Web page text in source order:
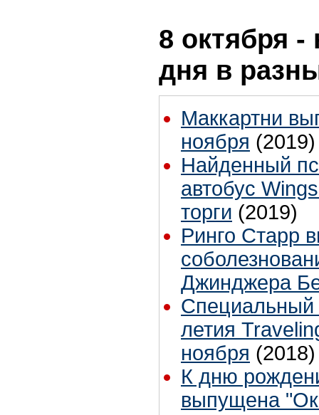
8 октября -
дня в
Маккартни
ноября (2019)
Найденный
автобус
торги (2019)
Ринго Старр
Джинджера
Специальный
летия
ноября (2018)
К дню
выпущена